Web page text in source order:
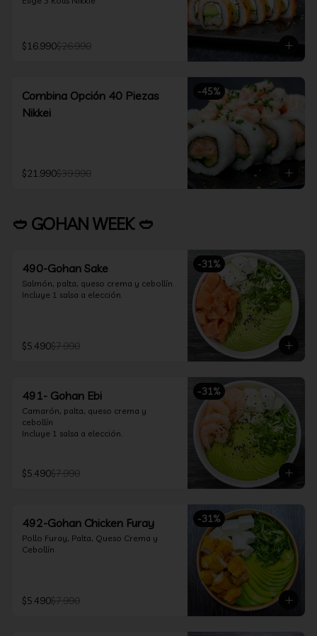
$16.990$26.990
-45%
Combina Opción 40 Piezas
Nikkei
$21.990$39.990
🥙 GOHAN WEEK 🥙
-31%
490-Gohan Sake
Salmón, palta, queso crema y cebollín.
Incluye 1 salsa a elección.
$5.490$7.990
-31%
491- Gohan Ebi
Camarón, palta, queso crema y
cebollín
Incluye 1 salsa a elección.
$5.490$7.990
-31%
492-Gohan Chicken Furay
Pollo Furay, Palta, Queso Crema y
Cebollín
$5.490$7.990